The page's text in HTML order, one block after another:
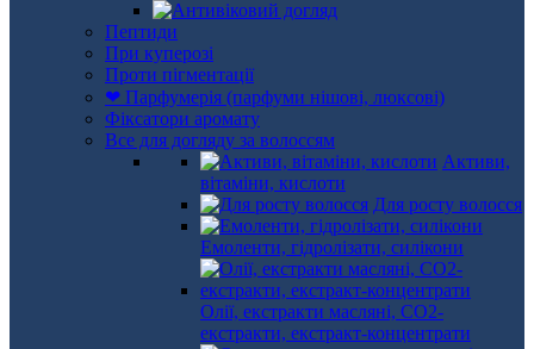
Пептиди
При куперозі
Проти пігментації
❤ Парфумерія (парфуми нішові, люксові)
Фіксатори аромату
Все для догляду за волоссям
Активи,
вітаміни, кислоти
Для росту волосся
Емоленти, гідролізати, силікони
Олії, екстракти масляні, СО2-
екстракти, екстракт-концентрати